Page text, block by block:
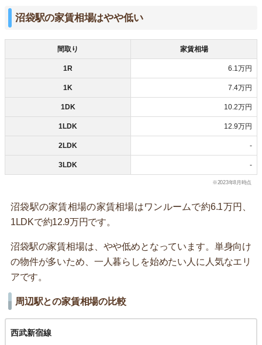
沼袋駅の家賃相場はやや低い
間取り 家賃相場
1R 6.1万円
1K 7.4万円
1DK 10.2万円
1LDK 12.9万円
2LDK -
3LDK -
※2023年8月時点
沼袋駅の家賃相場の家賃相場はワンルームで約6.1万円、
1LDKで約12.9万円です。
沼袋駅の家賃相場は、やや低めとなっています。単身向け
の物件が多いため、一人暮らしを始めたい人に人気なエリ
アです。
周辺駅との家賃相場の比較
西武新宿線